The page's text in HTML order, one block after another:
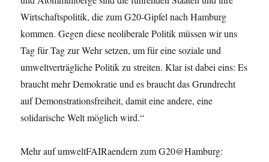
Wirtschaftspolitik, die zum G20-Gipfel nach Hamburg
kommen. Gegen diese neoliberale Politik müssen wir uns
Tag für Tag zur Wehr setzen, um für eine soziale und
umweltverträgliche Politik zu streiten. Klar ist dabei eins: Es
braucht mehr Demokratie und es braucht das Grundrecht
auf Demonstrationsfreiheit, damit eine andere, eine
solidarische Welt möglich wird.“
Mehr auf umweltFAIRaendern zum G20@Hamburg: